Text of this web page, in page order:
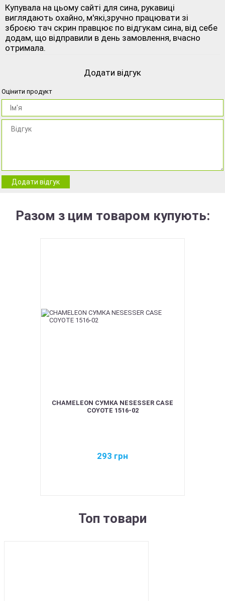
Купувала на цьому сайті для сина, рукавиці
виглядають охайно, м'які,зручно працювати зі
зброєю тач скрин правцює по відгукам сина, від себе
додам, що відправили в день замовлення, вчасно
отримала.
Додати відгук
Оцінити продукт
Додати відгук
Разом з цим товаром купують:
CHAMELEON СУМКА NESESSER CASE
COYOTE 1516-02
293 грн
Топ товари